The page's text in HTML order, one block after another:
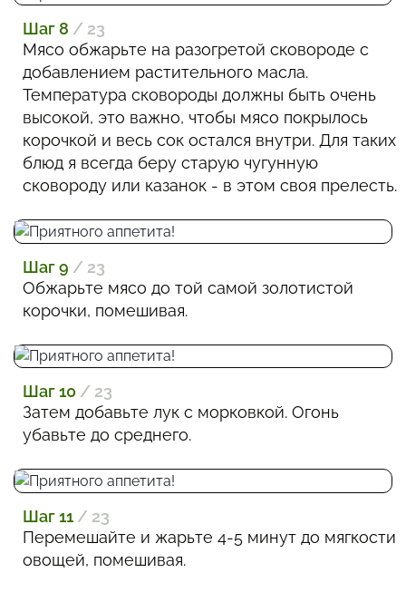
Шаг 8 / 23
Мясо обжарьте на разогретой сковороде с
добавлением растительного масла.
Температура сковороды должны быть очень
высокой, это важно, чтобы мясо покрылось
корочкой и весь сок остался внутри. Для таких
блюд я всегда беру старую чугунную
сковороду или казанок - в этом своя прелесть.
Шаг 9 / 23
Обжарьте мясо до той самой золотистой
корочки, помешивая.
Шаг 10 / 23
Затем добавьте лук с морковкой. Огонь
убавьте до среднего.
Шаг 11 / 23
Перемешайте и жарьте 4-5 минут до мягкости
овощей, помешивая.